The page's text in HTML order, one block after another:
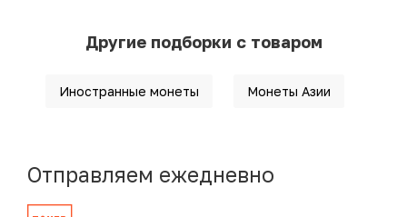
Другие подборки с товаром
Иностранные монеты Монеты Азии
Отправляем ежедневно